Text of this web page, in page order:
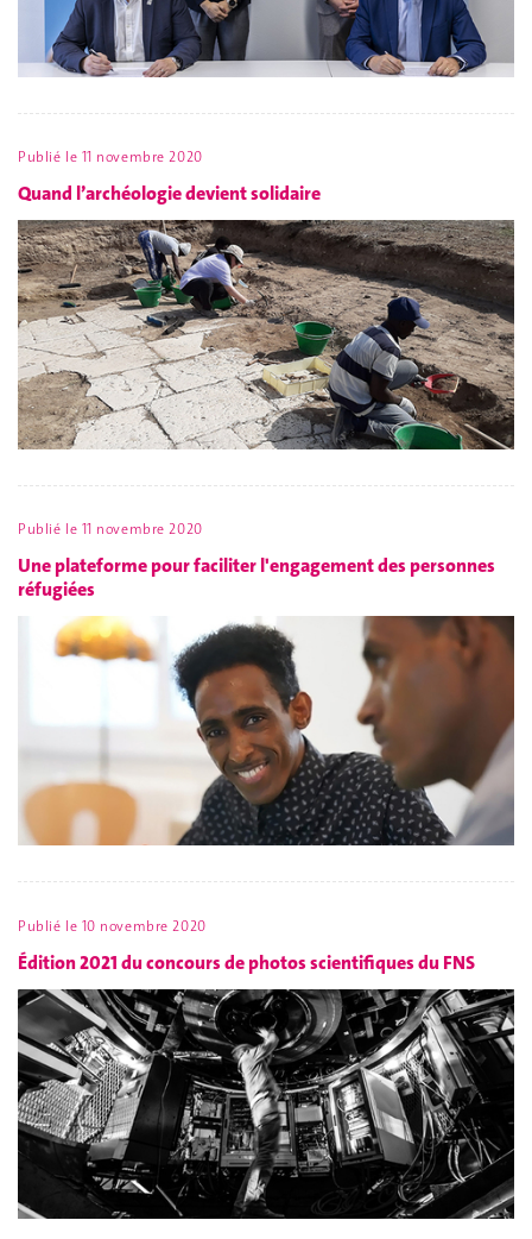
Publié le 11 novembre 2020
Quand l’archéologie devient solidaire
Publié le 11 novembre 2020
Une plateforme pour faciliter l'engagement des personnes
réfugiées
Publié le 10 novembre 2020
Édition 2021 du concours de photos scientifiques du FNS